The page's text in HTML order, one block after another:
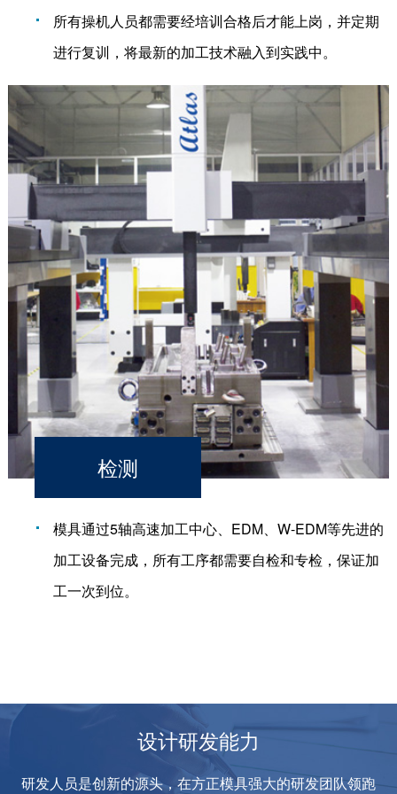
所有操机人员都需要经培训合格后才能上岗，并定期
进行复训，将最新的加工技术融入到实践中。
检测
模具通过5轴高速加工中心、EDM、W-EDM等先进的
加工设备完成，所有工序都需要自检和专检，保证加
工一次到位。
设计研发能力
研发人员是创新的源头，在方正模具强大的研发团队领跑